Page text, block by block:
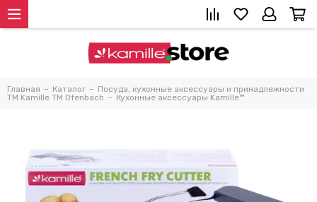
Главная Каталог
Посуда, кухонные аксессуары и принадлежности
TM Kamille TM Ofenbach
Кухонные аксессуары Kamille™